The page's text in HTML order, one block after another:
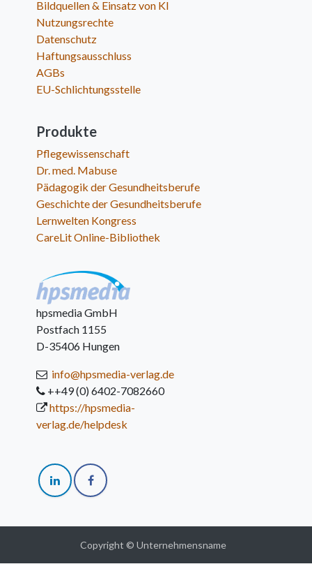
Bildquellen & Einsatz von KI
Nutzungsrechte
Datenschutz
Haftungsausschluss
AGBs
EU-Schlichtungsstelle
Produkte
Pflegewissenschaft
Dr. med. Mabuse
Pädagogik der Gesundheitsberufe
Geschichte der Gesundheitsberufe
Lernwelten Kongress
CareLit Online-Bibliothek
hpsmedia GmbH
Postfach 1155
D-35406 Hungen
info@hpsmedia-verlag.de
++49 (0) 6402-7082660
https://hpsmedia-
verlag.de/helpdesk
Copyright © Unternehmensname